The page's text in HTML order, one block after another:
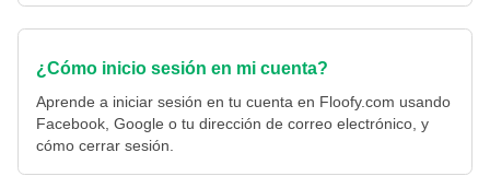
¿Cómo inicio sesión en mi cuenta?
Aprende a iniciar sesión en tu cuenta en Floofy.com usando
Facebook, Google o tu dirección de correo electrónico, y
cómo cerrar sesión.